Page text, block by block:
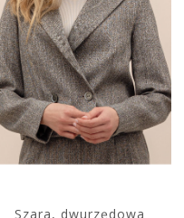
Szara, dwurzędowa